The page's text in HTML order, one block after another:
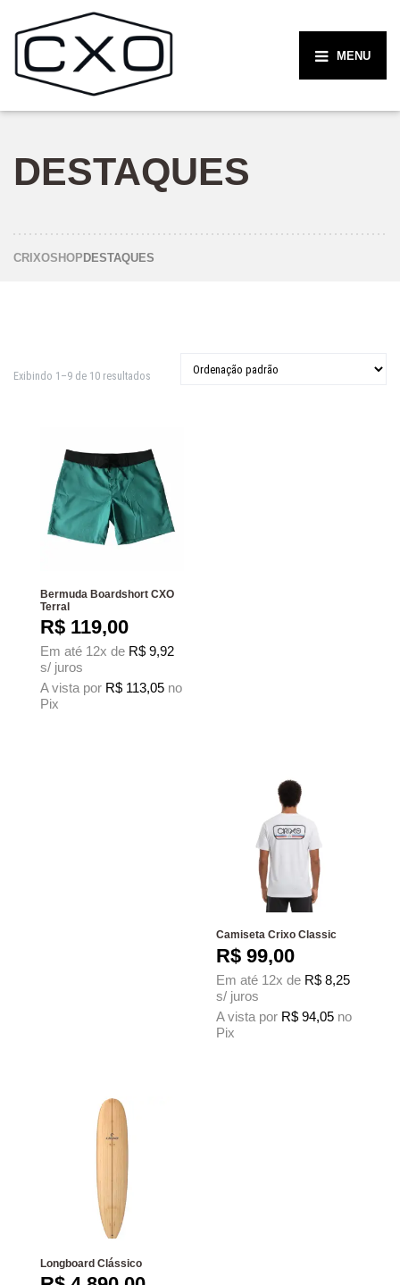
MENU
DESTAQUES
CRIXOSHOP DESTAQUES
Exibindo 1–9 de 10 resultados
Bermuda Boardshort CXO
Terral
R$ 119,00
Em até 12x de R$ 9,92
s/ juros
A vista por R$ 113,05 no
Pix
Camiseta Crixo Classic
R$ 99,00
Em até 12x de R$ 8,25
s/ juros
A vista por R$ 94,05 no
Pix
Longboard Clássico